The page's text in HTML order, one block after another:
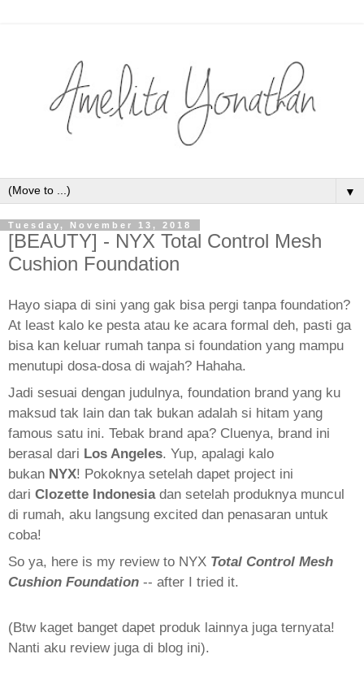
▼
Tuesday, November 13, 2018
[BEAUTY] - NYX Total Control Mesh
Cushion Foundation
Hayo siapa di sini yang gak bisa pergi tanpa foundation?
At least kalo ke pesta atau ke acara formal deh, pasti ga
bisa kan keluar rumah tanpa si foundation yang mampu
menutupi dosa-dosa di wajah? Hahaha.
Jadi sesuai dengan judulnya, foundation brand yang ku
maksud tak lain dan tak bukan adalah si hitam yang
famous satu ini. Tebak brand apa? Cluenya, brand ini
berasal dari Los Angeles. Yup, apalagi kalo
bukan NYX! Pokoknya setelah dapet project ini
dari Clozette Indonesiadan setelah produknya muncul
di rumah, aku langsung excited dan penasaran untuk
coba!
So ya, here is my review to NYX Total Control Mesh
Cushion Foundation -- after I tried it.
(Btw kaget banget dapet produk lainnya juga ternyata!
Nanti aku review juga di blog ini).